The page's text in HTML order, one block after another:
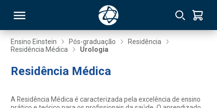
Ensino Einstein Pós-graduação
Residência
Residência Médica
Urologia
Residência Médica
A Residência Médica é caracterizada pela excelência de ensino